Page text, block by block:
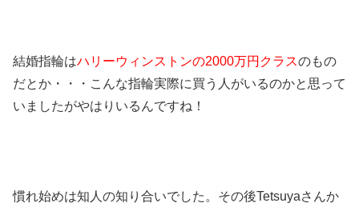
結婚指輪はハリーウィンストンの2000万円クラスのもの
だとか・・・こんな指輪実際に買う人がいるのかと思って
いましたがやはりいるんですね！
慣れ始めは知人の知り合いでした。その後Tetsuyaさんか